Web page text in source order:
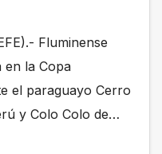
Fluminense
en la Copa
el paraguayo Cerro
y Colo Colo de…